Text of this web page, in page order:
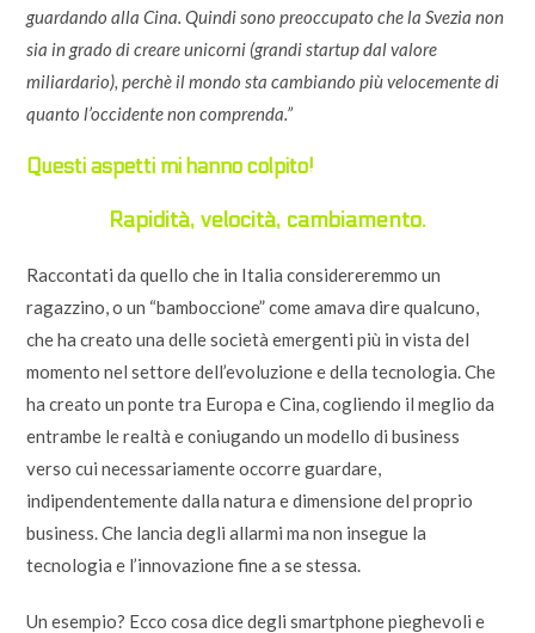
guardando alla Cina. Quindi sono preoccupato che la Svezia non
sia in grado di creare unicorni (grandi startup dal valore
miliardario), perchè il mondo sta cambiando più velocemente di
quanto l’occidente non comprenda.”
Questi aspetti mi hanno colpito!
Rapidità, velocità, cambiamento.
Raccontati da quello che in Italia considereremmo un
ragazzino, o un “bamboccione” come amava dire qualcuno,
che ha creato una delle società emergenti più in vista del
momento nel settore dell’evoluzione e della tecnologia. Che
ha creato un ponte tra Europa e Cina, cogliendo il meglio da
entrambe le realtà e coniugando un modello di business
verso cui necessariamente occorre guardare,
indipendentemente dalla natura e dimensione del proprio
business. Che lancia degli allarmi ma non insegue la
tecnologia e l’innovazione fine a se stessa.
Un esempio? Ecco cosa dice degli smartphone pieghevoli e